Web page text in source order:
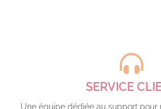
SERVICE
Une équipe dédiée au support pour